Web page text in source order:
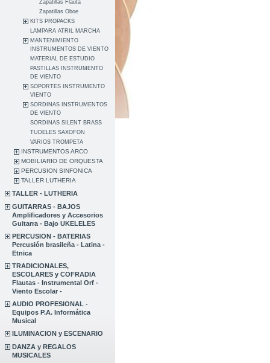
Zapatillas Flauta
Zapatillas Oboe
KITS PROPACKS
LAMPARA ATRIL MARCHA
MANTENIMIENTO
INSTRUMENTOS DE VIENTO
MATERIAL DE ESTUDIO
PASTILLAS INSTRUMENTO
DE VIENTO
SOPORTES INSTRUMENTO
VIENTO
SORDINAS INSTRUMENTOS
DE VIENTO
SORDINAS SILENT BRASS
TUDELES SAXOFON
VARIOS TROMPETA
INSTRUMENTOS ARCO
MOBILIARIO DE ORQUESTA
PERCUSION SINFONICA
TALLER LUTHERIA
TALLER - LUTHERIA
GUITARRAS - BAJOS
Amplificadores y Accesorios
Guitarra - Bajo UKELELES
PERCUSION - BATERIAS
Percusión brasileña - Latina -
Etnica
TRADICIONALES,
ESCOLARES y COFRADIA
Flautas - Instrumental Orf -
Viento Escolar -
AUDIO PROFESIONAL -
Equipos P.A. Informática
Musical
ILUMINACION y ESCENARIO
DANZA y REGALOS
MUSICALES